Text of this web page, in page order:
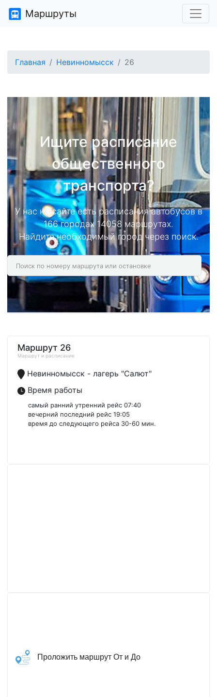
Маршруты
Главная Невинномысск 26
Ищите расписание
общественного
транспорта?
У нас на сайте есть расписания автобусов в
166 городах 14058 маршрутах.
Найдите необходимый город через поиск.
Маршрут 26
Маршрут и расписание
Невинномысск - лагерь "Салют"
Время работы
самый ранний утренний рейс 07:40
вечерний последний рейс 19:05
время до следующего рейса 30-60 мин.
Проложить маршрут От и До